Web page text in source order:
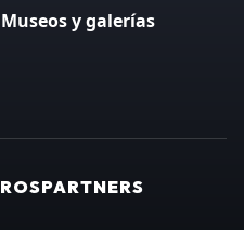
Museos y galerías
PARTNERS